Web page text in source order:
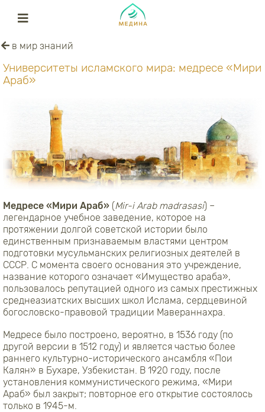
в мир знаний
Университеты исламского мира: медресе «Мири
Араб»
Медресе «Мири Араб» (Mir-i Arab mаdrаsasi) –
легендарное учебное заведение, которое на
протяжении долгой советской истории было
единственным признаваемым властями центром
подготовки мусульманских религиозных деятелей в
СССР. С момента своего основания это учреждение,
название которого означает «Имущество араба»,
пользовалось репутацией одного из самых престижных
среднеазиатских высших школ Ислама, сердцевиной
богословско-правовой традиции Мавераннахра.
Медресе было построено, вероятно, в 1536 году (по
другой версии в 1512 году) и является частью более
раннего культурно-исторического ансамбля «Пои
Калян» в Бухаре, Узбекистан. В 1920 году, после
установления коммунистического режима, «Мири
Араб» был закрыт; повторное его открытие состоялось
только в 1945-м.